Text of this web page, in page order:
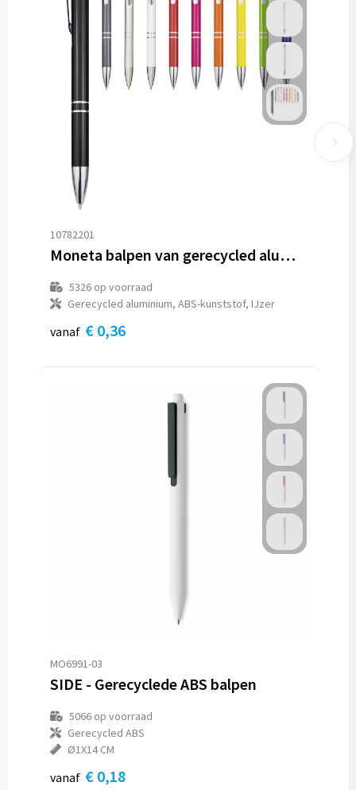
10782201
Moneta balpen van gerecycled aluminium (zwarte inkt)
5326op voorraad
Gerecycled aluminium, ABS-kunststof, IJzer
vanaf € 0,36
MO6991-03
SIDE - Gerecyclede ABS balpen
5066op voorraad
Gerecycled ABS
Ø1X14 CM
vanaf € 0,18